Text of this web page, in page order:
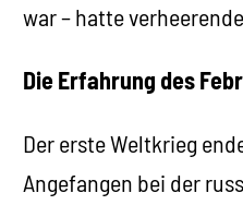
war – hatte
Die Erfahrung des
Der erste Weltkrieg
Angefangen bei der